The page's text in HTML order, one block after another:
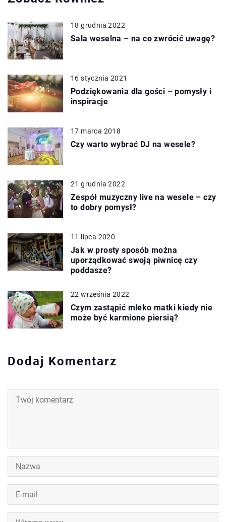
18 grudnia 2022
Sala weselna – na co zwrócić uwagę?
16 stycznia 2021
Podziękowania dla gości – pomysły i
inspiracje
17 marca 2018
Czy warto wybrać DJ na wesele?
21 grudnia 2022
Zespół muzyczny live na wesele – czy
to dobry pomysł?
11 lipca 2020
Jak w prosty sposób można
uporządkować swoją piwnicę czy
poddasze?
22 września 2022
Czym zastąpić mleko matki kiedy nie
może być karmione piersią?
Dodaj Komentarz